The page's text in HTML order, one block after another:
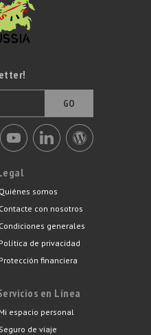
GO
Quiénes somos
Contacte con nosotros
Condiciones generales
Política de privacidad
Protección financiera
en Línea
Mi espacio personal
Seguro de viaje